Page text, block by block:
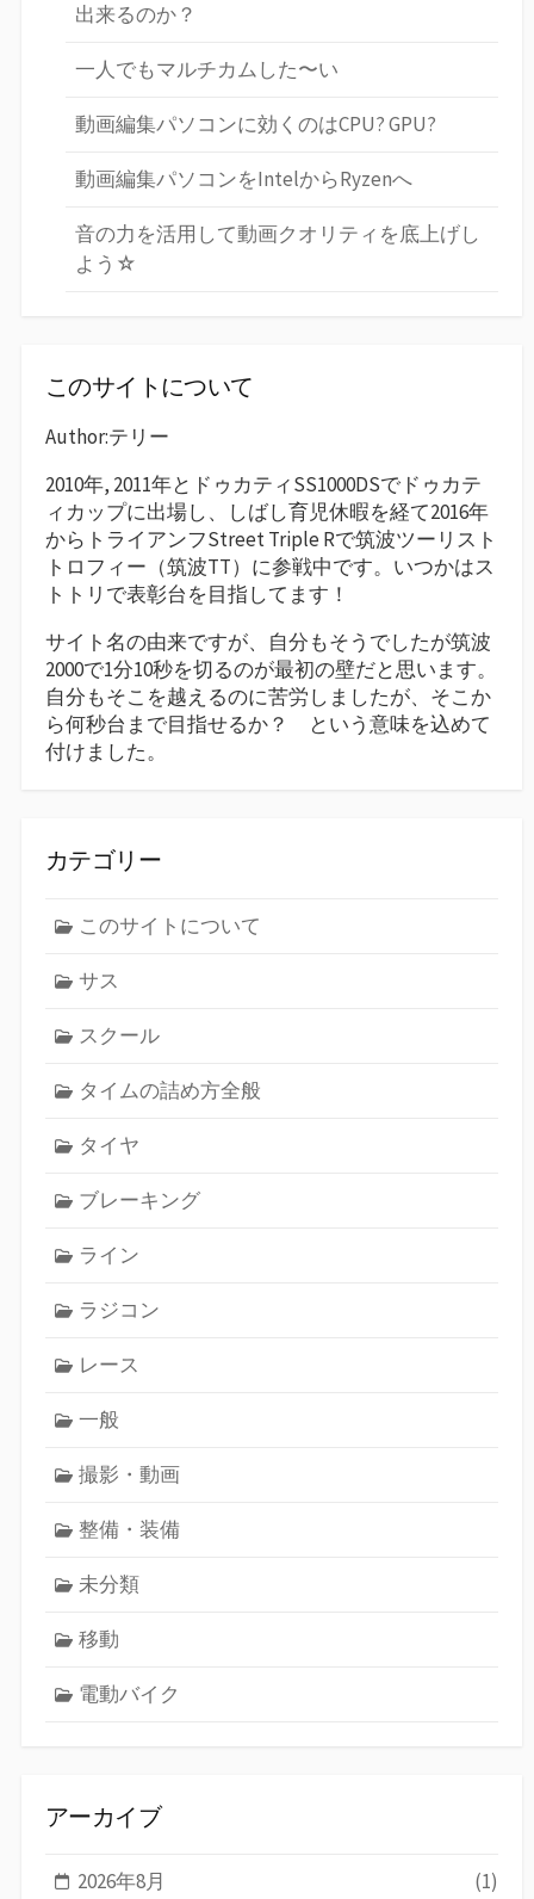
出来るのか？
一人でもマルチカムした〜い
動画編集パソコンに効くのはCPU? GPU?
動画編集パソコンをIntelからRyzenへ
音の力を活用して動画クオリティを底上げし
よう☆
このサイトについて
Author:テリー
2010年, 2011年とドゥカティSS1000DSでドゥカテ
ィカップに出場し、しばし育児休暇を経て2016年
からトライアンフStreet Triple Rで筑波ツーリスト
トロフィー（筑波TT）に参戦中です。いつかはス
トトリで表彰台を目指してます！
サイト名の由来ですが、自分もそうでしたが筑波
2000で1分10秒を切るのが最初の壁だと思います。
自分もそこを越えるのに苦労しましたが、そこか
ら何秒台まで目指せるか？ という意味を込めて
付けました。
カテゴリー
このサイトについて
サス
スクール
タイムの詰め方全般
タイヤ
ブレーキング
ライン
ラジコン
レース
一般
撮影・動画
整備・装備
未分類
移動
電動バイク
アーカイブ
2026年8月 (1)